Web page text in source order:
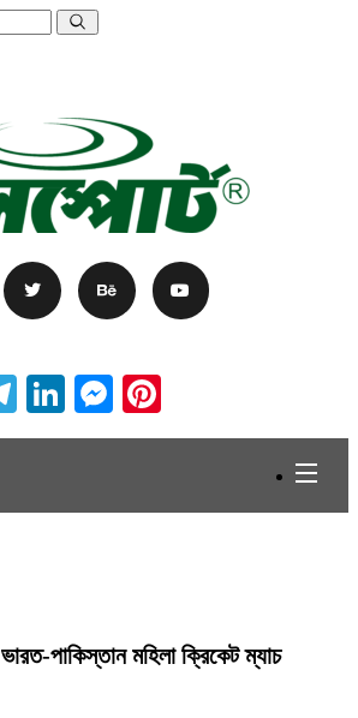
Telegram
LinkedIn
Messenger
পাকিস্তান মহিলা ক্রিকেট ম্যাচ